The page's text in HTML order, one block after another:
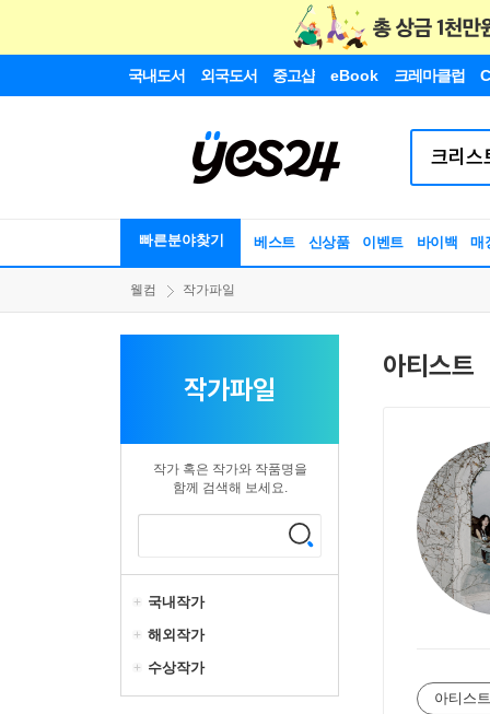
국내도서 외국도서 중고샵 eBook 크레마클럽
빠른분야찾기 베스트 신상품 이벤트 바이백 매
웰컴 작가파일
작가파일
작가 혹은 작가와 작품명을
함께 검색해 보세요.
국내작가
해외작가
수상작가
아티스트
아티스